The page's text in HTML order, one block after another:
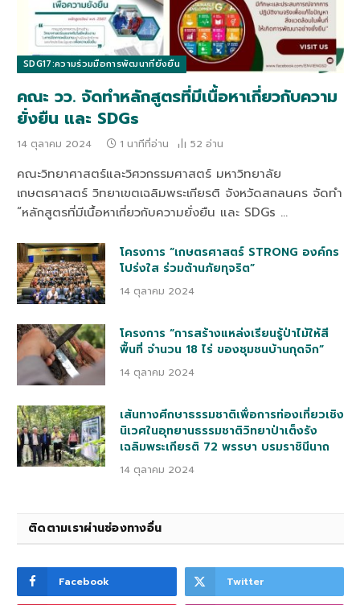
SDG17:ความร่วมมือการพัฒนาที่ยั่งยืน
คณะ วว. จัดทำหลักสูตรที่มีเนื้อหาเกี่ยวกับความ
ยั่งยืน และ SDGs
14 ตุลาคม 2024 1 นาทีที่อ่าน 52 อ่าน
คณะวิทยาศาสตร์และวิศวกรรมศาสตร์ มหาวิทยาลัย
เกษตรศาสตร์ วิทยาเขตเฉลิมพระเกียรติ จังหวัดสกลนคร จัดทำ
“หลักสูตรที่มีเนื้อหาเกี่ยวกับความยั่งยืน และ SDGs …
โครงการ “เกษตรศาสตร์ STRONG องค์กร
โปร่งใส ร่วมต้านภัยทุจริต”
14 ตุลาคม 2024
โครงการ “การสร้างแหล่งเรียนรู้ป่าไม้ให้สี
พื้นที่ จำนวน 18 ไร่ ของชุมชนบ้านกุดจิก”
14 ตุลาคม 2024
เส้นทางศึกษาธรรมชาติเพื่อการท่องเที่ยวเชิง
นิเวศในอุทยานธรรมชาติวิทยาป่าเต็งรัง
เฉลิมพระเกียรติ 72 พรรษา บรมราชินีนาถ
14 ตุลาคม 2024
ติดตามเราผ่านช่องทางอื่น
Facebook Twitter